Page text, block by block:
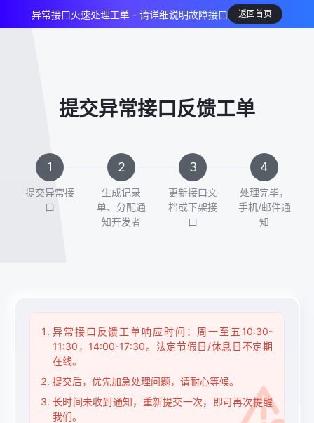
异常接口火速处理工单 - 请详细说明故障接口 返回首页
提交异常接口反馈工单
提交异常接
口
生成记录
单、分配通
知开发者
更新接口文
档或下架接
口
处理完毕，
手机/邮件通
知
异常接口反馈工单响应时间：周一至五10:30-
11:30，14:00-17:30。法定节假日/休息日不定期
在线。
提交后，优先加急处理问题，请耐心等候。
长时间未收到通知，重新提交一次，即可再次提醒
我们。